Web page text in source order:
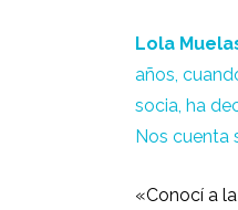
Lola
años,
socia, ha
Nos cuenta
«Conocí a